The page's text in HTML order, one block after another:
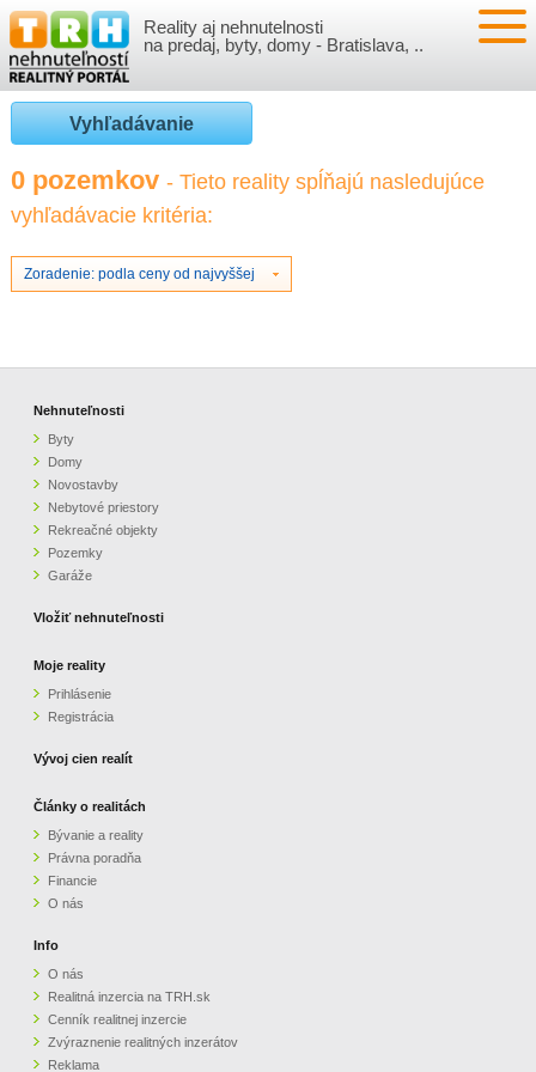
Reality aj nehnutelnosti
na predaj, byty, domy - Bratislava, ..
NEHNUTEĽNOSTI
BYTY
NOVOSTAVBY
NEBYTOVÉ PRIESTORY
GARÁŽE
VLOŽIŤ NEHNUTEĽNOSTI
PRIHLÁSENIE
REGISTRÁCIA
VÝVOJ CIEN REALÍT
ČLÁNKY O REALITÁCH
O NÁS
CENNÍK REALITNEJ INZERCIE
ZVÝRAZNENIE REALITNÝCH INZERÁTOV
PARTNERI
OBCHODNÉ PODMIENKY
KONTAKT
Vyhľadávanie
0 pozemkov - Tieto reality spĺňajú nasledujúce
vyhľadávacie kritéria:
Zoradenie: podla ceny od najvyššej
Nehnuteľnosti
Byty
Domy
Novostavby
Nebytové priestory
Rekreačné objekty
Pozemky
Garáže
Vložiť nehnuteľnosti
Moje reality
Prihlásenie
Registrácia
Vývoj cien realít
Články o realitách
Bývanie a reality
Právna poradňa
Financie
O nás
Info
O nás
Realitná inzercia na TRH.sk
Cenník realitnej inzercie
Zvýraznenie realitných inzerátov
Reklama